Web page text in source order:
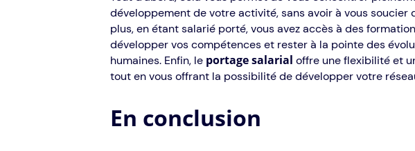
développement de votre activité, sans avoir à vous soucier
plus, en étant salarié porté, vous avez accès à des
développer vos compétences et rester à la pointe des
humaines. Enfin, le portage salarial offre une flexibilité et
tout en vous offrant la possibilité de développer votre
En conclusion